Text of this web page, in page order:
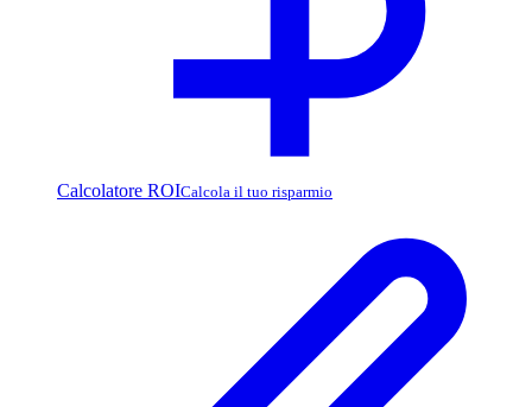
Calcolatore ROICalcola il tuo risparmio